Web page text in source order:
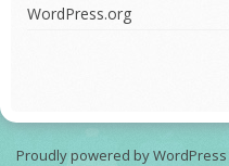
WordPress.org
Proudly powered by WordPress